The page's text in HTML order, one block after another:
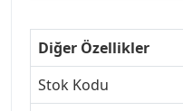
Diğer Özellikler
Stok Kodu